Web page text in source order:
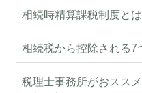
相続時精算課税制度とは
相続税から控除される7
税理士事務所がおスス